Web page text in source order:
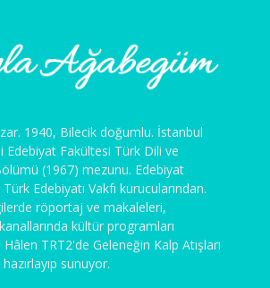
1940, Bilecik doğumlu. İstanbul
Edebiyat Fakültesi Türk Dili ve
(1967) mezunu. Edebiyat
Edebiyatı Vakfı kurucularından.
röportaj ve makaleleri,
kültür programları
Hâlen TRT2'de Geleneğin Kalp Atışları
sunuyor.